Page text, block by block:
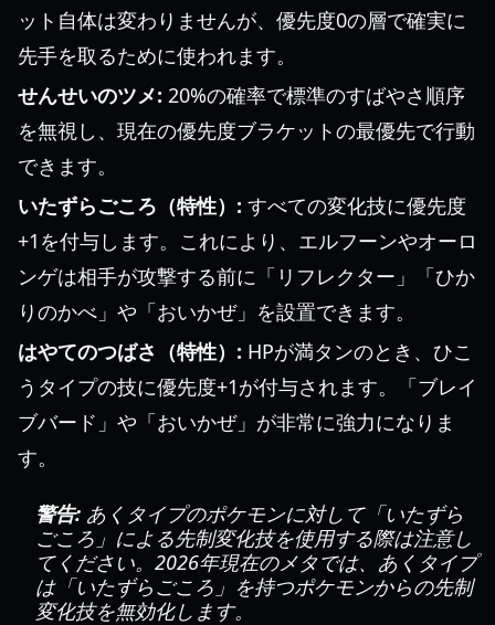
ット自体は変わりませんが、優先度0の層で確実に
先手を取るために使われます。
せんせいのツメ: 20%の確率で標準のすばやさ順序
を無視し、現在の優先度ブラケットの最優先で行動
できます。
いたずらごころ（特性）: すべての変化技に優先度
+1を付与します。これにより、エルフーンやオーロ
ンゲは相手が攻撃する前に「リフレクター」「ひか
りのかべ」や「おいかぜ」を設置できます。
はやてのつばさ（特性）: HPが満タンのとき、ひこ
うタイプの技に優先度+1が付与されます。「ブレイ
ブバード」や「おいかぜ」が非常に強力になりま
す。
警告: あくタイプのポケモンに対して「いたずら
ごころ」による先制変化技を使用する際は注意し
てください。2026年現在のメタでは、あくタイプ
は「いたずらごころ」を持つポケモンからの先制
変化技を無効化します。